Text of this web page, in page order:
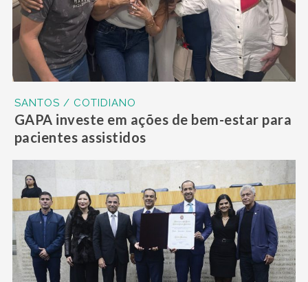
SANTOS / COTIDIANO
GAPA investe em ações de bem-estar para
pacientes assistidos